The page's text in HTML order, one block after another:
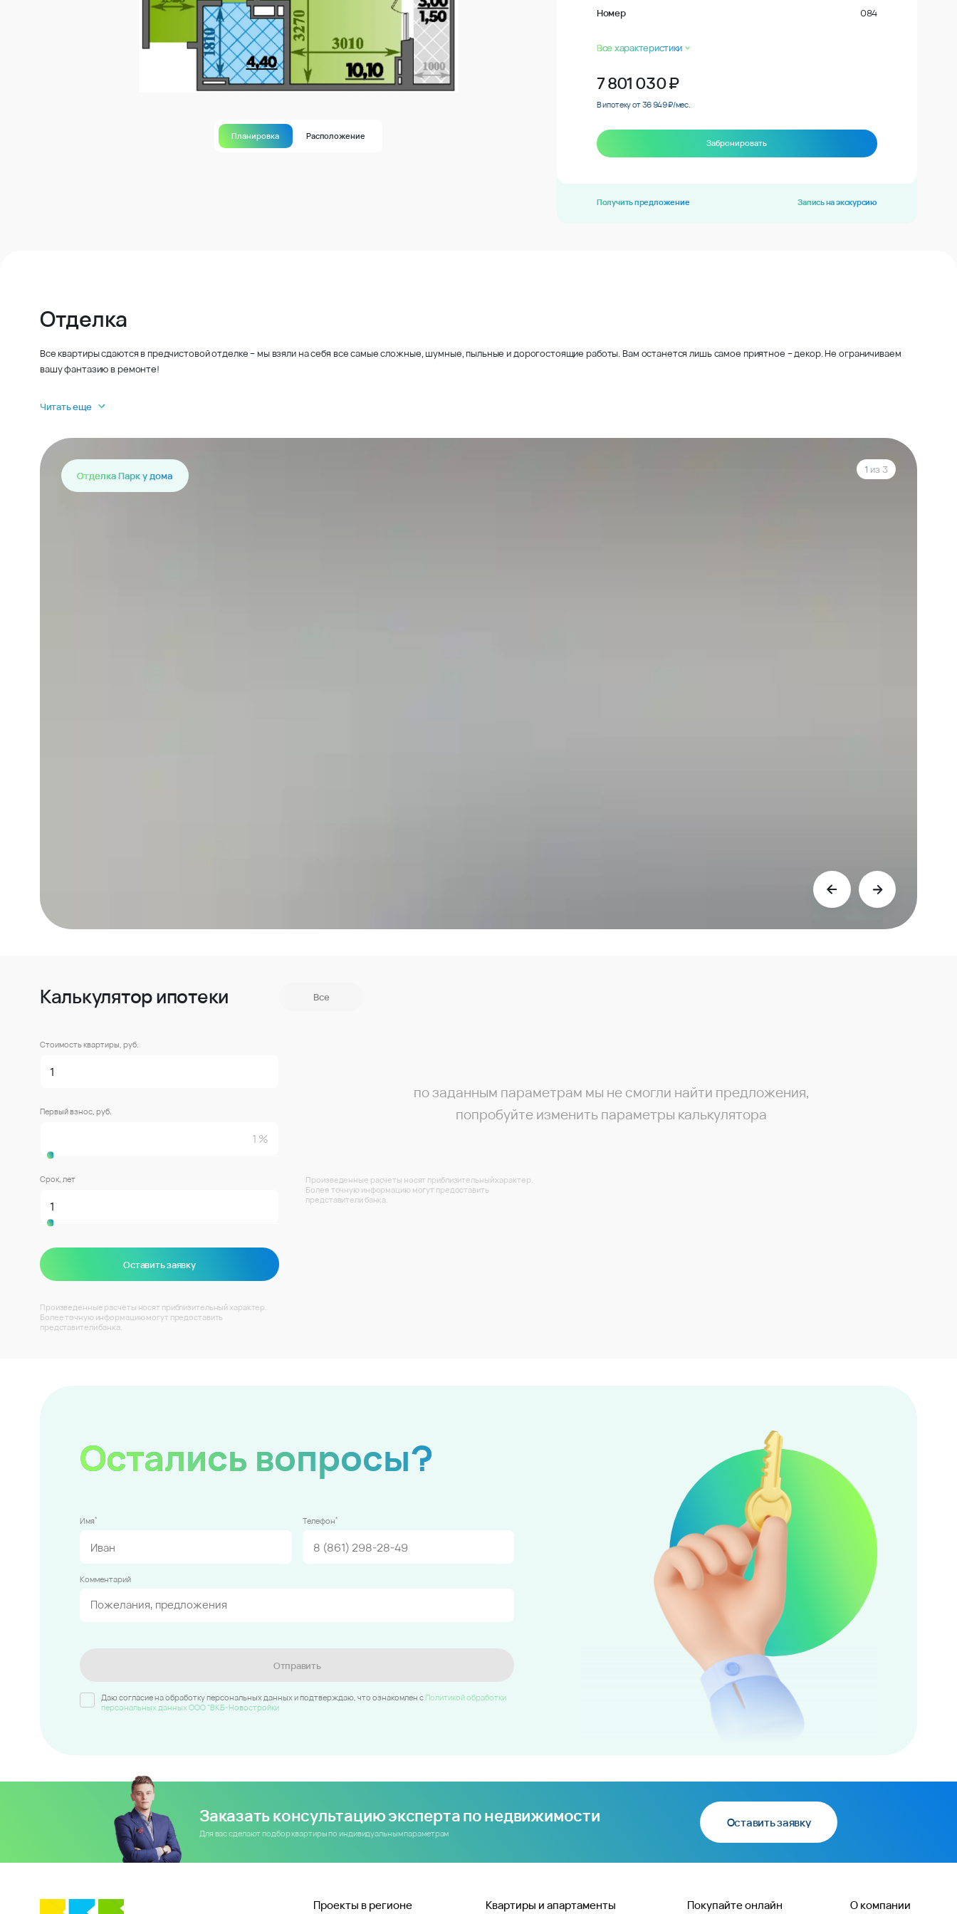
Планировка Расположение
Номер 084
Все характеристики
7 801 030₽
В ипотеку от 36 949 ₽/мес.
Забронировать
Получить предложение Запись на экскурсию
Отделка
Все квартиры сдаются в предчистовой отделке – мы взяли на себя все самые сложные, шумные, пыльные и дорогостоящие работы. Вам останется лишь самое приятное – декор. Не ограничиваем
вашу фантазию в ремонте!
Читать еще
Отделка Парк у дома
1 из 3
Калькулятор ипотеки Все
Стоимость квартиры, руб.
Первый взнос, руб.
Срок, лет
Оставить заявку
Произведенные расчеты носят приблизительный характер.
Более точную информацию могут предоставить
представители банка.
по заданным параметрам мы не смогли найти предложения,
попробуйте изменить параметры калькулятора
Произведенные расчеты носят приблизительный характер.
Более точную информацию могут предоставить
представители банка.
Остались вопросы?
Имя* Телефон*
Комментарий
Отправить
Даю согласие на обработку персональных данных и подтверждаю, что ознакомлен c Политикой обработки
персональных данных ООО "ВКБ-Новостройки
Заказать консультацию эксперта по недвижимости
Для вас сделают подбор квартиры по индивидуальным параметрам
Оставить заявку
Проекты в регионе Квартиры и апартаменты Покупайте онлайн О компании